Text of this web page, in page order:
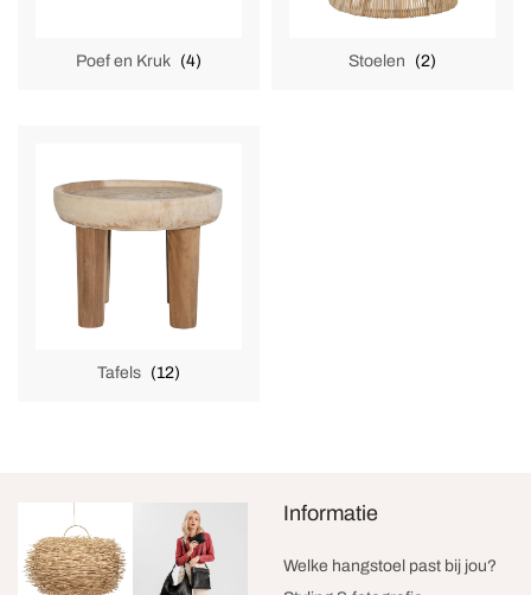
Poef en Kruk (4) Stoelen (2)
Tafels (12)
Informatie
Welke hangstoel past bij jou?